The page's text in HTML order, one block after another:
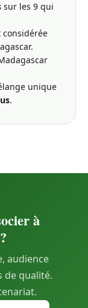
sur les 9 qui
considérée
unique
.
à
audience
de qualité.